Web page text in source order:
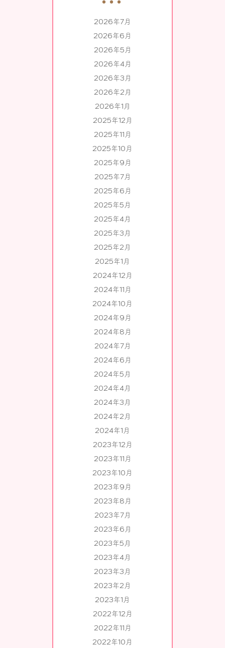
2026年7月
2026年6月
2026年5月
2026年4月
2026年3月
2026年2月
2026年1月
2025年12月
2025年11月
2025年10月
2025年9月
2025年7月
2025年6月
2025年5月
2025年4月
2025年3月
2025年2月
2025年1月
2024年12月
2024年11月
2024年10月
2024年9月
2024年8月
2024年7月
2024年6月
2024年5月
2024年4月
2024年3月
2024年2月
2024年1月
2023年12月
2023年11月
2023年10月
2023年9月
2023年8月
2023年7月
2023年6月
2023年5月
2023年4月
2023年3月
2023年2月
2023年1月
2022年12月
2022年11月
2022年10月